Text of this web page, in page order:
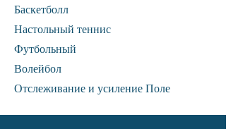
Баскетболл
Настольный теннис
Футбольный
Волейбол
Отслеживание и усиление Поле